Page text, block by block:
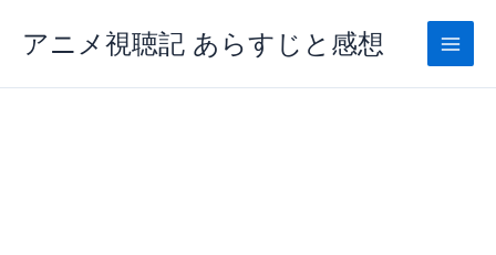
ス
アニメ視聴記 あらすじと感想